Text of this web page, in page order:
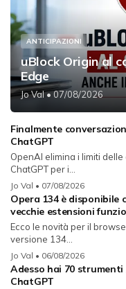
ANTICIPAZIONI
uBlock Origin al
Edge
Jo Val• 07/08/2026
Finalmente
ChatGPT
OpenAI elimina i limiti
ChatGPT per i...
Jo Val • 07/08/2026
Opera 134 è disponibile
vecchie estensioni
Ecco le novità per il
versione 134...
Jo Val • 06/08/2026
Adesso hai 70
ChatGPT